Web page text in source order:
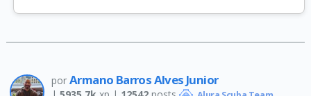
por Armano Barros Alves Junior